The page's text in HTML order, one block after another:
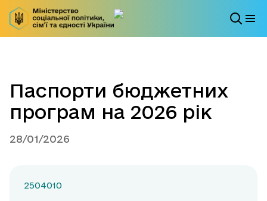
Паспорти бюджетних
програм на 2026 рік
28/01/2026
2504010